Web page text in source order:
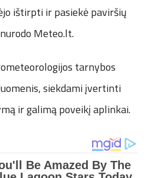
ištirpti ir pasiekė paviršių
Meteo.lt.
tarnybos
siekdami įvertinti
ir galimą poveikį aplinkai.